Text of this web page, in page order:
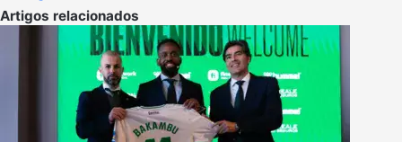
Artigos relacionados